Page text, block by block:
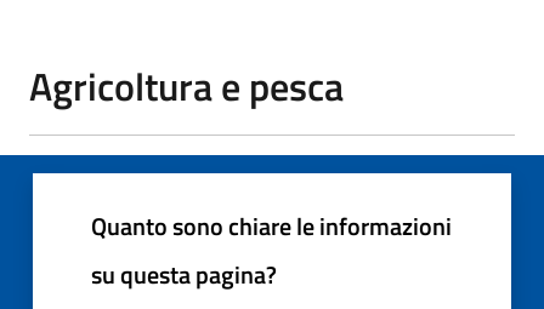
Agricoltura e pesca
Quanto sono chiare le informazioni
su questa pagina?